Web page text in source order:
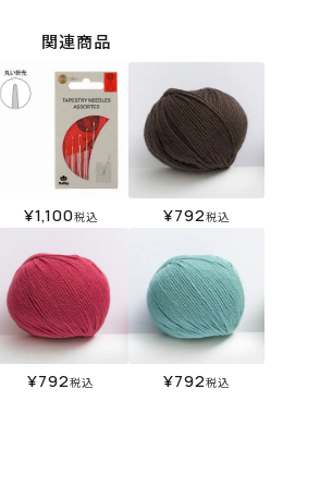
関連商品
¥1,100税込 ¥792税込
¥792税込 ¥792税込